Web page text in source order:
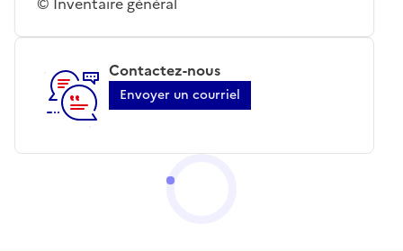
Contactez-nous
Envoyer un courriel